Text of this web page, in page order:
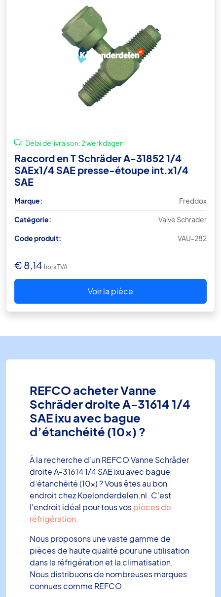
Délai de livraison:2 werkdagen
Raccord en T Schräder A-31852 1/4
SAEx1/4 SAE presse-étoupe int.x1/4
SAE
Marque: Freddox
Catégorie: Valve Schrader
Code produit: VAU-282
€ 8,14 hors TVA
Voir la pièce
REFCO acheter Vanne
Schräder droite A-31614 1/4
SAE ixu avec bague
d’étanchéité (10x) ?
À la recherche d'un REFCO Vanne Schräder
droite A-31614 1/4 SAE ixu avec bague
d’étanchéité (10x) ? Vous êtes au bon
endroit chez Koelonderdelen.nl. C'est
l'endroit idéal pour tous vospièces de
réfrigération.
Nous proposons une vaste gamme de
pièces de haute qualité pour une utilisation
dans la réfrigération et la climatisation.
Nous distribuons de nombreuses marques
connues comme REFCO.